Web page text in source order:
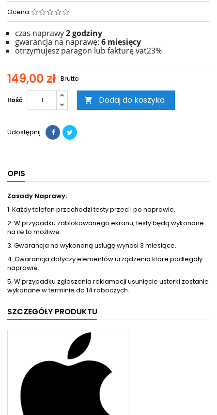
Ocena
czas naprawy2godziny
gwarancja na naprawę: 6 miesięcy
otrzymujesz paragon lub fakturę vat23%
149,00 zł Brutto
Ilość  Dodaj do koszyka
Udostępnij
OPIS
Zasady Naprawy:
1. Każdy telefon przechodzi testy przed i po naprawie.
2. W przypadku zablokowanego ekranu, testy będą wykonane
na ile to możliwe.
3. Gwarancja na wykonaną usługę wynosi 3 miesiące.
4. Gwarancja dotyczy elementów urządzenia które podlegały
naprawie.
5. W przypadku zgłoszenia reklamacji usunięcie usterki zostanie
wykonane w terminie do 14 roboczych.
SZCZEGÓŁY PRODUKTU